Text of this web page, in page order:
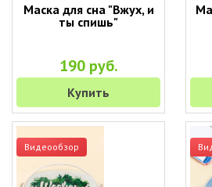
Маска для сна "Вжух, и
ты спишь"
190 руб.
Купить
Видеообзор